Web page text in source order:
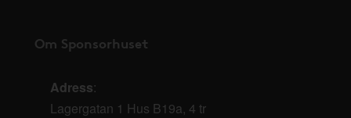
Om Sponsorhuset
Adress:
Lagergatan 1 Hus B19a, 4 tr